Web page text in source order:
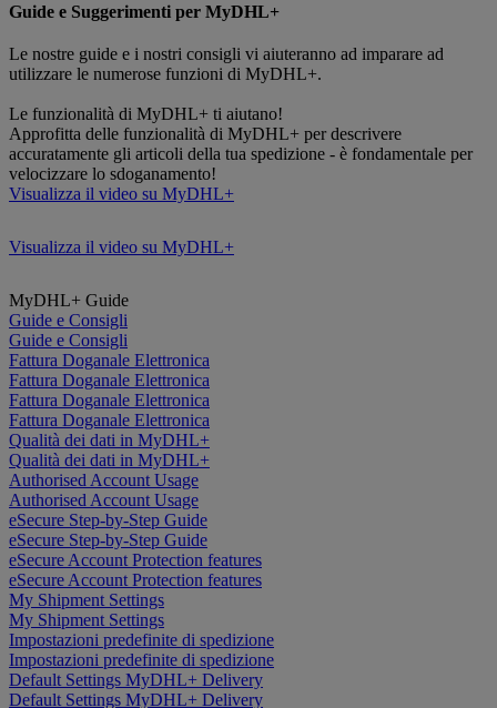
Guide e Suggerimenti per MyDHL+
Le nostre guide e i nostri consigli vi aiuteranno ad imparare ad
utilizzare le numerose funzioni di MyDHL+.
Le funzionalità di MyDHL+ ti aiutano!
Approfitta delle funzionalità di MyDHL+ per descrivere
accuratamente gli articoli della tua spedizione - è fondamentale per
velocizzare lo sdoganamento!
Visualizza il video su MyDHL+
Visualizza il video su MyDHL+
MyDHL+ Guide
Guide e Consigli
Guide e Consigli
Fattura Doganale Elettronica
Fattura Doganale Elettronica
Fattura Doganale Elettronica
Fattura Doganale Elettronica
Qualità dei dati in MyDHL+
Qualità dei dati in MyDHL+
Authorised Account Usage
Authorised Account Usage
eSecure Step-by-Step Guide
eSecure Step-by-Step Guide
eSecure Account Protection features
eSecure Account Protection features
My Shipment Settings
My Shipment Settings
Impostazioni predefinite di spedizione
Impostazioni predefinite di spedizione
Default Settings MyDHL+ Delivery
Default Settings MyDHL+ Delivery